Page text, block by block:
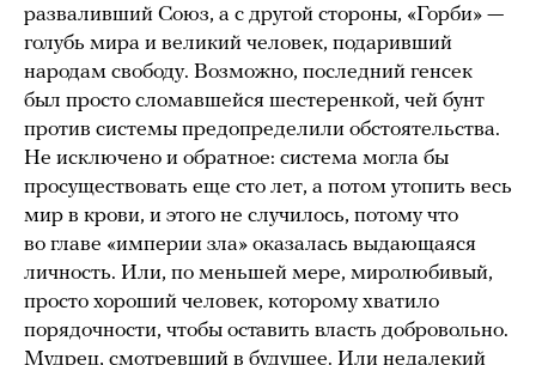
разваливший Союз, а с другой стороны, «Горби» —
голубь мира и великий человек, подаривший
народам свободу. Возможно, последний генсек
был просто сломавшейся шестеренкой, чей бунт
против системы предопределили обстоятельства.
Не исключено и обратное: система могла бы
просуществовать еще сто лет, а потом утопить весь
мир в крови, и этого не случилось, потому что
во главе «империи зла» оказалась выдающаяся
личность. Или, по меньшей мере, миролюбивый,
просто хороший человек, которому хватило
порядочности, чтобы оставить власть добровольно.
Мудрец, смотревший в будущее. Или недалекий